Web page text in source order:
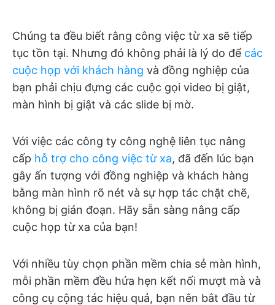
Chúng ta đều biết rằng công việc từ xa sẽ tiếp
tục tồn tại. Nhưng đó không phải là lý do để các
cuộc họp với khách hàng và đồng nghiệp của
bạn phải chịu đựng các cuộc gọi video bị giật,
màn hình bị giật và các slide bị mờ.
Với việc các công ty công nghệ liên tục nâng
cấp hỗ trợ cho công việc từ xa, đã đến lúc bạn
gây ấn tượng với đồng nghiệp và khách hàng
bằng màn hình rõ nét và sự hợp tác chặt chẽ,
không bị gián đoạn. Hãy sẵn sàng nâng cấp
cuộc họp từ xa của bạn!
Với nhiều tùy chọn phần mềm chia sẻ màn hình,
mỗi phần mềm đều hứa hẹn kết nối mượt mà và
công cụ cộng tác hiệu quả, bạn nên bắt đầu từ